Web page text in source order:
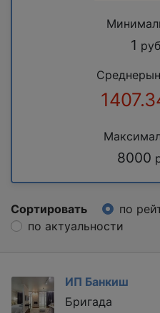
1
8000
Сортировать по
по актуальности
ИП Банкиш
Бригада